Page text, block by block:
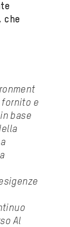
che
fornito e
base
Al